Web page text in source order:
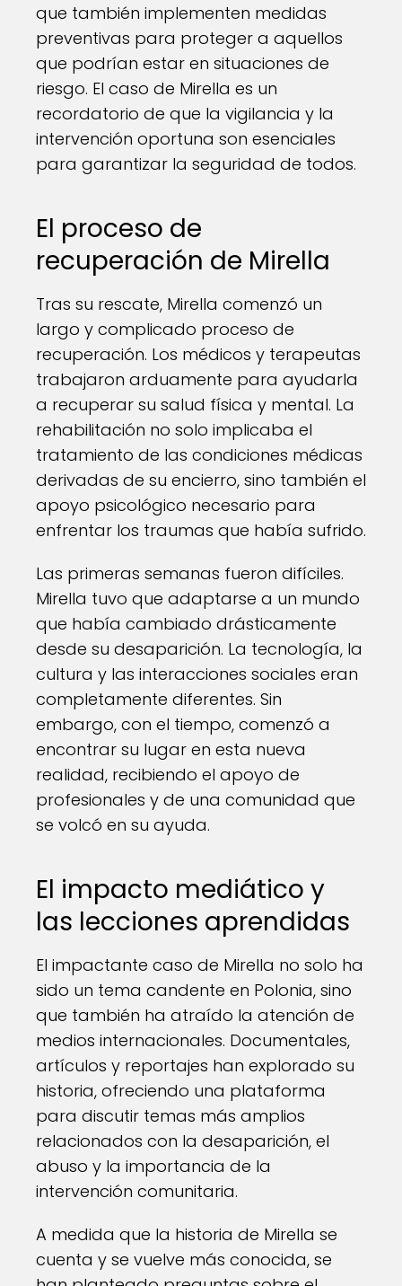
que también implementen medidas
preventivas para proteger a aquellos
que podrían estar en situaciones de
riesgo. El caso de Mirella es un
recordatorio de que la vigilancia y la
intervención oportuna son esenciales
para garantizar la seguridad de todos.
El proceso de
recuperación de Mirella
Tras su rescate, Mirella comenzó un
largo y complicado proceso de
recuperación. Los médicos y terapeutas
trabajaron arduamente para ayudarla
a recuperar su salud física y mental. La
rehabilitación no solo implicaba el
tratamiento de las condiciones médicas
derivadas de su encierro, sino también el
apoyo psicológico necesario para
enfrentar los traumas que había sufrido.
Las primeras semanas fueron difíciles.
Mirella tuvo que adaptarse a un mundo
que había cambiado drásticamente
desde su desaparición. La tecnología, la
cultura y las interacciones sociales eran
completamente diferentes. Sin
embargo, con el tiempo, comenzó a
encontrar su lugar en esta nueva
realidad, recibiendo el apoyo de
profesionales y de una comunidad que
se volcó en su ayuda.
El impacto mediático y
las lecciones aprendidas
El impactante caso de Mirella no solo ha
sido un tema candente en Polonia, sino
que también ha atraído la atención de
medios internacionales. Documentales,
artículos y reportajes han explorado su
historia, ofreciendo una plataforma
para discutir temas más amplios
relacionados con la desaparición, el
abuso y la importancia de la
intervención comunitaria.
A medida que la historia de Mirella se
cuenta y se vuelve más conocida, se